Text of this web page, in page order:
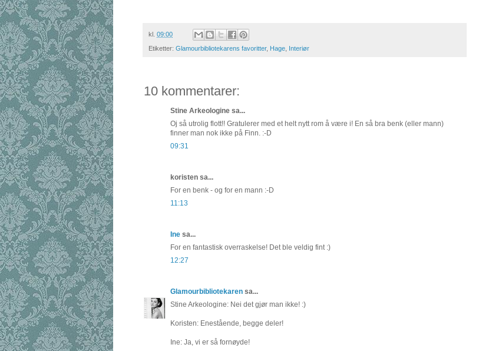
kl. 09:00
Etiketter: Glamourbibliotekarens favoritter, Hage Interiør
10 kommentarer:
Stine Arkeologine sa...
Oj så utrolig flott!! Gratulerer med et helt nytt rom å være i! En så bra benk (eller mann)
finner man nok ikke på Finn. :-D
09:31
koristen sa...
For en benk - og for en mann :-D
11:13
Ine sa...
For en fantastisk overraskelse! Det ble veldig fint :)
12:27
Glamourbibliotekaren sa...
Stine Arkeologine: Nei det gjør man ikke! :)
Koristen: Enestående, begge deler!
Ine: Ja, vi er så fornøyde!